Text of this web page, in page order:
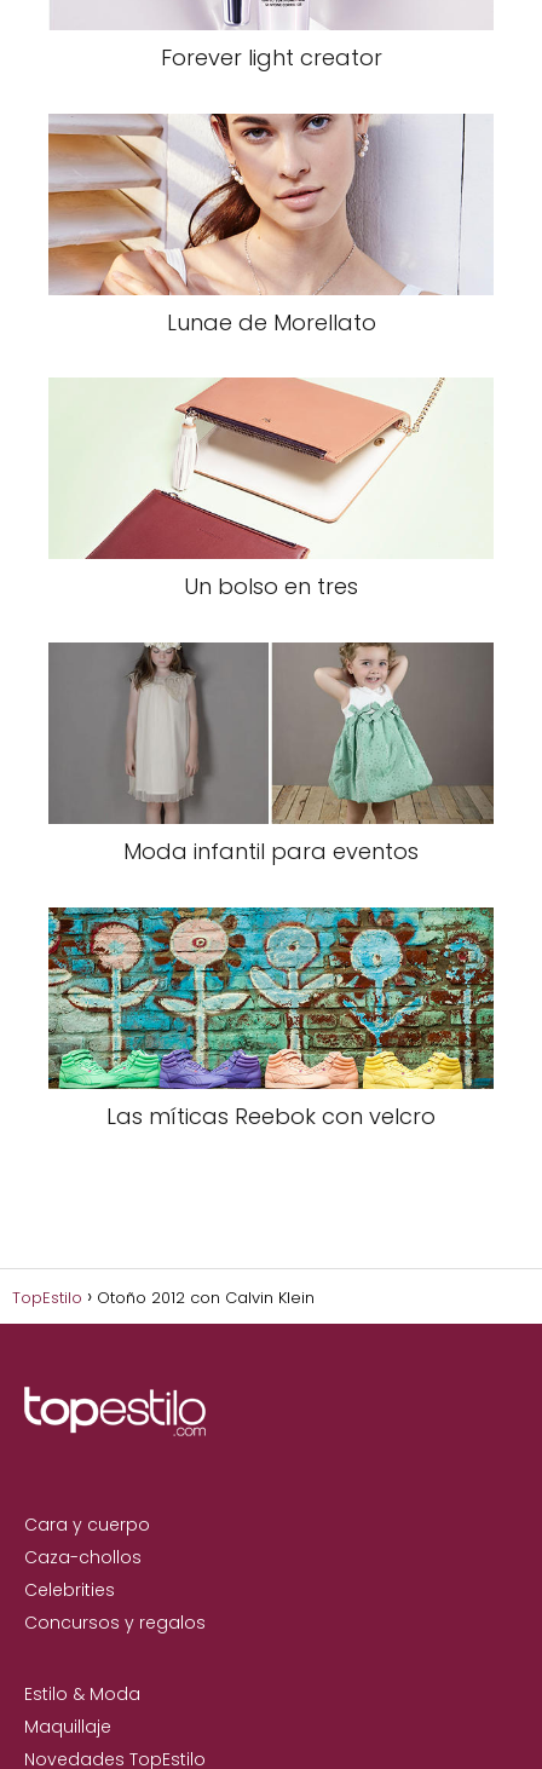
Forever light creator
Lunae de Morellato
Un bolso en tres
Moda infantil para eventos
Las míticas Reebok con velcro
TopEstilo Otoño 2012 con Calvin Klein
Cara y cuerpo
Caza-chollos
Celebrities
Concursos y regalos
Estilo & Moda
Maquillaje
Novedades TopEstilo